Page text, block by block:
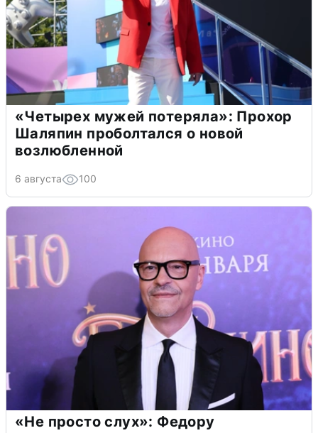
«Четырех мужей потеряла»: Прохор
Шаляпин проболтался о новой
возлюбленной
6 августа 100
«Не просто слух»: Федору